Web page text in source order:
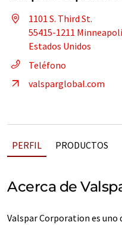
1101 S. Third St.
55415-1211
Estados Unidos
Teléfono
valsparglobal.com
PERFIL PRODUCTOS
Acerca de
Valspar Corporation es uno